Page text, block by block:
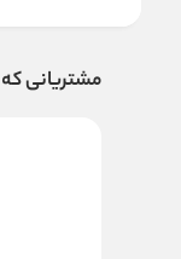
مشتریانی که